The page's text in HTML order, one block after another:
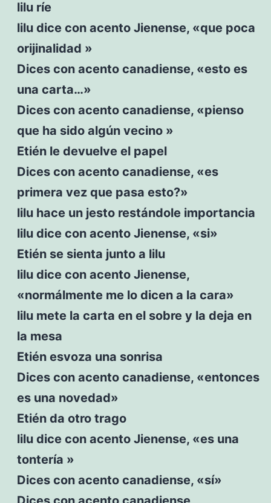
lilu ríe
lilu dice con acento Jienense, «que poca
orijinalidad »
Dices con acento canadiense, «esto es
una carta…»
Dices con acento canadiense, «pienso
que ha sido algún vecino »
Etién le devuelve el papel
Dices con acento canadiense, «es
primera vez que pasa esto?»
lilu hace un jesto restándole importancia
lilu dice con acento Jienense, «si»
Etién se sienta junto a lilu
lilu dice con acento Jienense,
«normálmente me lo dicen a la cara»
lilu mete la carta en el sobre y la deja en
la mesa
Etién esvoza una sonrisa
Dices con acento canadiense, «entonces
es una novedad»
Etién da otro trago
lilu dice con acento Jienense, «es una
tontería »
Dices con acento canadiense, «sí»